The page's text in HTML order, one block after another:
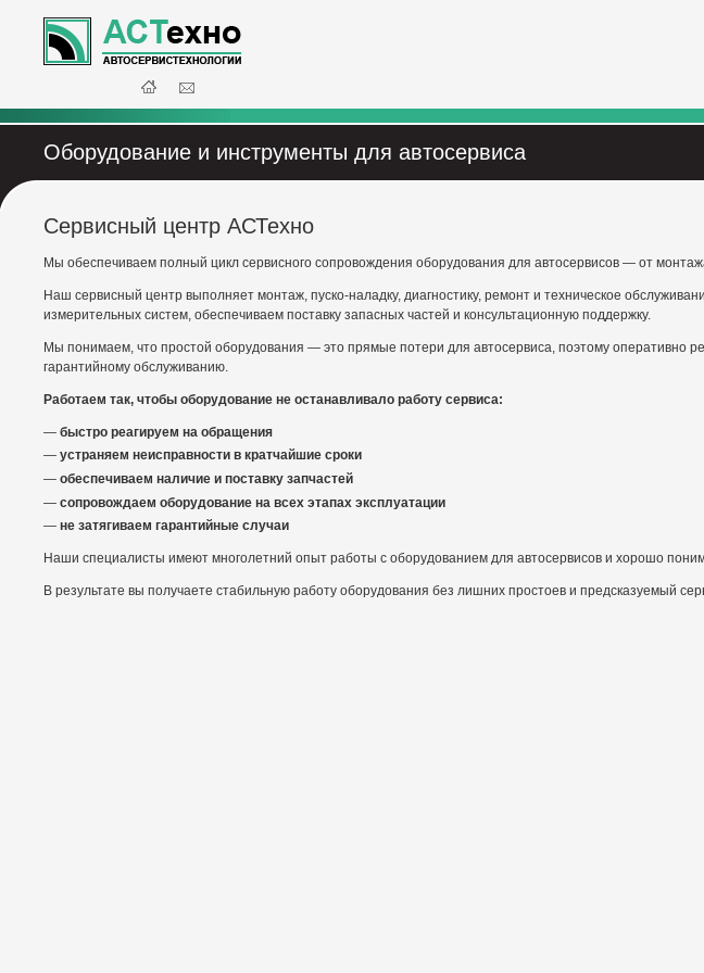
Оборудование и инструменты для автосервиса
Сервисный центр АСТехно
Мы обеспечиваем полный цикл сервисного сопровождения оборудования для автосервисов — от
Наш сервисный центр выполняет монтаж, пуско-наладку, диагностику, ремонт и техническое
измерительных систем, обеспечиваем поставку запасных частей и консультационную поддержку.
Мы понимаем, что простой оборудования — это прямые потери для автосервиса, поэтому оперативно
гарантийному обслуживанию.
Работаем так, чтобы оборудование не останавливало работу сервиса:
быстро реагируем на обращения
устраняем неисправности в кратчайшие сроки
обеспечиваем наличие и поставку запчастей
сопровождаем оборудование на всех этапах эксплуатации
не затягиваем гарантийные случаи
Наши специалисты имеют многолетний опыт работы с оборудованием для автосервисов и хорошо
В результате вы получаете стабильную работу оборудования без лишних простоев и предсказуемый